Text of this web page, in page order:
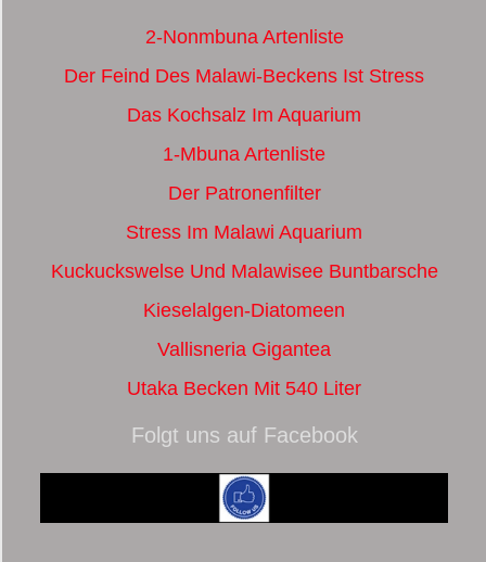
2-Nonmbuna Artenliste
Der Feind Des Malawi-Beckens Ist Stress
Das Kochsalz Im Aquarium
1-Mbuna Artenliste
Der Patronenfilter
Stress Im Malawi Aquarium
Kuckuckswelse Und Malawisee Buntbarsche
Kieselalgen-Diatomeen
Vallisneria Gigantea
Utaka Becken Mit 540 Liter
Folgt uns auf Facebook